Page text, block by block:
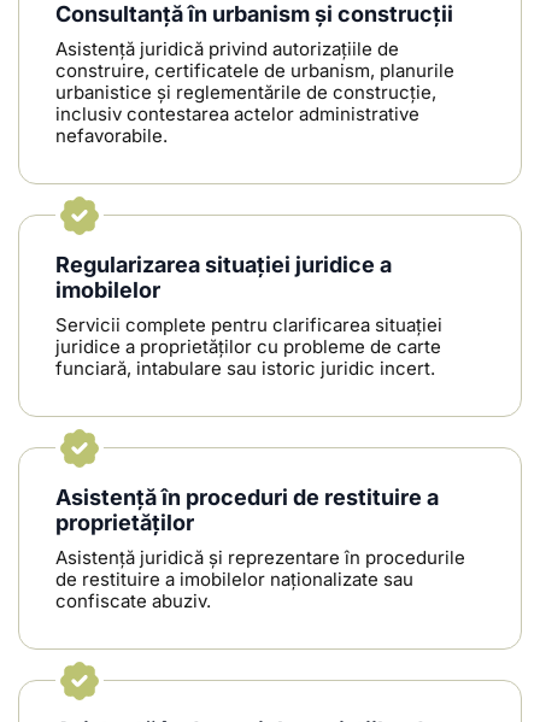
Consultanță în urbanism și construcții
Asistență juridică privind autorizațiile de
construire, certificatele de urbanism, planurile
urbanistice și reglementările de construcție,
inclusiv contestarea actelor administrative
nefavorabile.
Regularizarea situației juridice a
imobilelor
Servicii complete pentru clarificarea situației
juridice a proprietăților cu probleme de carte
funciară, intabulare sau istoric juridic incert.
Asistență în proceduri de restituire a
proprietăților
Asistență juridică și reprezentare în procedurile
de restituire a imobilelor naționalizate sau
confiscate abuziv.